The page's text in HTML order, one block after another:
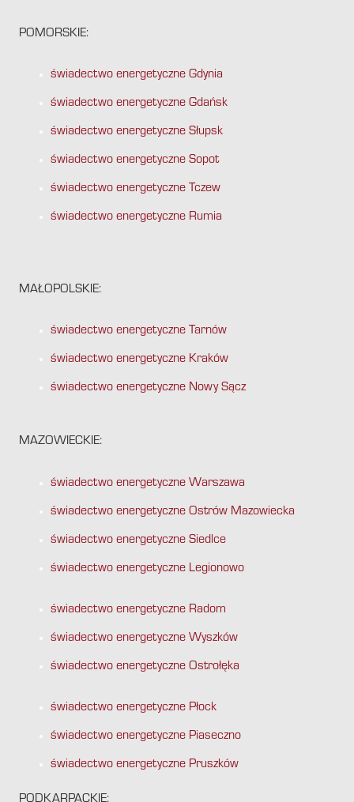
POMORSKIE:
świadectwo energetyczne Gdynia
świadectwo energetyczne Gdańsk
świadectwo energetyczne Słupsk
świadectwo energetyczne Sopot
świadectwo energetyczne Tczew
świadectwo energetyczne Rumia
MAŁOPOLSKIE:
świadectwo energetyczne Tarnów
świadectwo energetyczne Kraków
świadectwo energetyczne Nowy Sącz
MAZOWIECKIE:
świadectwo energetyczne Warszawa
świadectwo energetyczne Ostrów Mazowiecka
świadectwo energetyczne Siedlce
świadectwo energetyczne Legionowo
świadectwo energetyczne Radom
świadectwo energetyczne Wyszków
świadectwo energetyczne Ostrołęka
świadectwo energetyczne Płock
świadectwo energetyczne Piaseczno
świadectwo energetyczne Pruszków